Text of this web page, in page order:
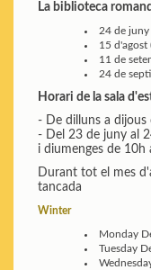
La biblioteca
24 de juny
15 d'agost
11 de
24 de
Horari de la sala
- De dilluns a
- Del 23 de juny al
i diumenges de 10h
Durant tot el mes
tancada
Winter
Monday
Tuesday